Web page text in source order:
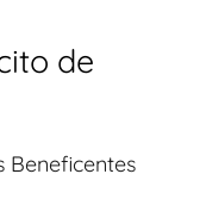
de
Beneficentes